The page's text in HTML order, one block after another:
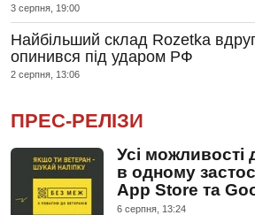
3 серпня, 19:00
Найбільший склад Rozetka
опинився під ударом РФ
2 серпня, 13:06
ПРЕС-РЕЛІЗИ
Усі можливості
в одному
App Store та
6 серпня, 13:24